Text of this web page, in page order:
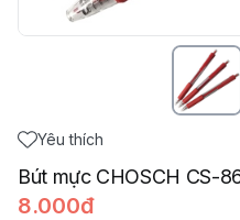
Yêu thích
Bút mực CHOSCH CS-
8.000đ